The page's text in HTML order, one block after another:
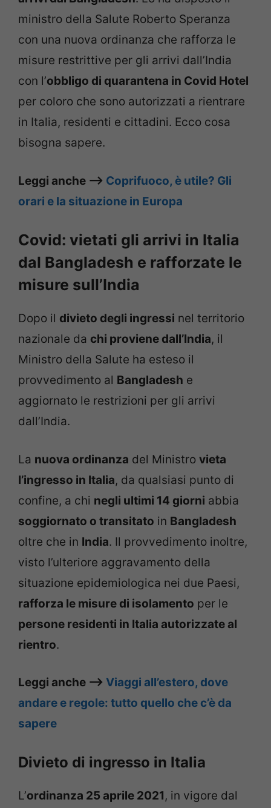
ministro della Salute Roberto Speranza
con una nuova ordinanza che rafforza le
misure restrittive per gli arrivi dall’India
con l’obbligo di quarantena in Covid Hotel
per coloro che sono autorizzati a rientrare
in Italia, residenti e cittadini. Ecco cosa
bisogna sapere.
Leggi anche –> Coprifuoco, è utile? Gli
orari e la situazione in Europa
Covid: vietati gli arrivi in Italia
dal Bangladesh e rafforzate le
misure sull’India
Dopo il divieto degli ingressi nel territorio
nazionale da chi proviene dall’India, il
Ministro della Salute ha esteso il
provvedimento al Bangladesh e
aggiornato le restrizioni per gli arrivi
dall’India.
La nuova ordinanza del Ministro vieta
l’ingresso in Italia, da qualsiasi punto di
confine, a chi negli ultimi 14 giorni abbia
soggiornato o transitato in Bangladesh
oltre che in India. Il provvedimento inoltre,
visto l’ulteriore aggravamento della
situazione epidemiologica nei due Paesi,
rafforza le misure di isolamento per le
persone residenti in Italia autorizzate al
rientro.
Leggi anche –> Viaggi all’estero, dove
andare e regole: tutto quello che c’è da
sapere
Divieto di ingresso in Italia
L’ordinanza 25 aprile 2021, in vigore dal